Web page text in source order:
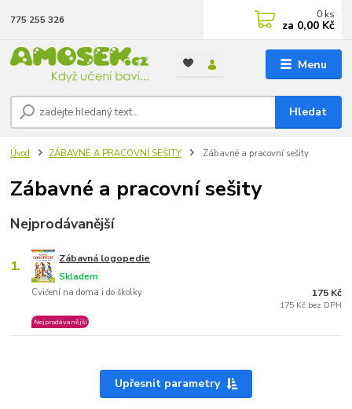
Menu
Hledat
775 255 326 0 ks
za 0,00 Kč
Úvod ZÁBAVNÉ A PRACOVNÍ SEŠITY Zábavné a pracovní sešity
Zábavné a pracovní sešity
Nejprodávanější
1. Zábavná logopedie
Cvičení na doma i do školky
Skladem
Nejprodávanější
175 Kč
175 Kč bez DPH
Upřesnit parametry